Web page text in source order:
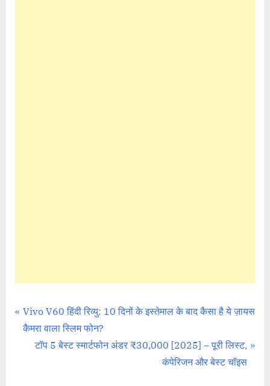
Comparisons
Post
navigation
P
r
Vivo V60 हिंदी रिव्यु: 10 दिनों के इस्तेमाल के बाद कैसा है ये ज़ायस
कैमरा वाला स्लिम फोन?
N
टॉप 5 बेस्ट स्मार्टफोन अंडर ₹30,000 [2025] – पूरी लिस्ट,
कंपेरिजन और बेस्ट चॉइस